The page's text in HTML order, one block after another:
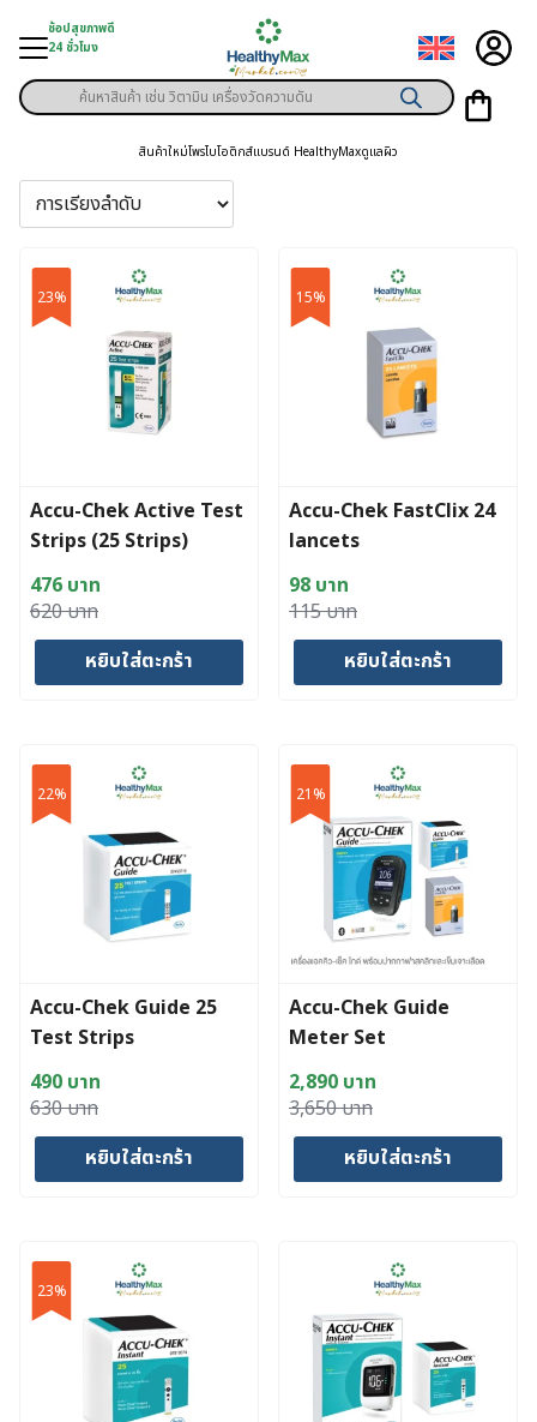
content
ช้อปสุขภาพดี
24 ชั่วโมง
มู่สินค้า
าพเฉพาะคุณ
ษสมาชิก
Products
search
สินค้าใหม่โพรไบโอติกส์แบรนด์ HealthyMaxดูแลผิว
23%
Accu-Chek Active Test
Strips (25 Strips)
620บาท
Original
price
476 บาท
Current
price
หยิบใส่ตะกร้า
15%
Accu-Chek FastClix 24
lancets
115บาท
Original
price
98 บาท
Current
price
หยิบใส่ตะกร้า
22%
Accu-Chek Guide 25
Test Strips
630บาท
Original
price
490 บาท
Current
price
หยิบใส่ตะกร้า
21%
Accu-Chek Guide
Meter Set
3,650บาท
Original
price
2,890 บาท
Current
price
หยิบใส่ตะกร้า
23%